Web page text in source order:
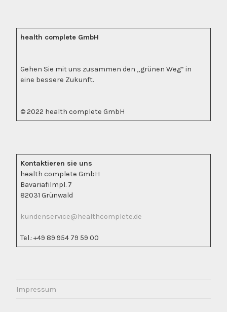
health complete GmbH
Gehen Sie mit uns zusammen den „grünen Weg“ in
eine bessere Zukunft.
© 2022 health complete GmbH
Kontaktieren sie uns
health complete GmbH
Bavariafilmpl. 7
82031 Grünwald
kundenservice@healthcomplete.de
Tel.: +49 89 954 79 59 00
Impressum